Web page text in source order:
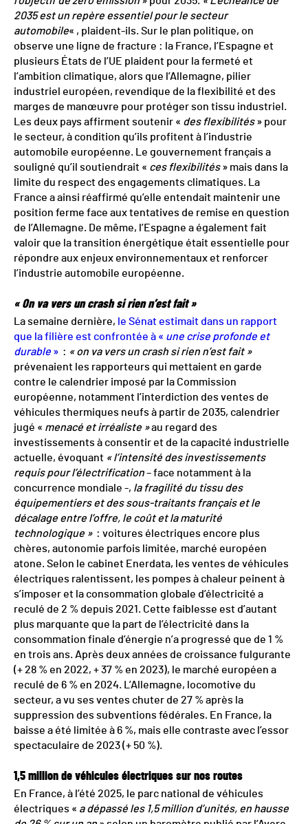
2035 est un repère essentiel pour le secteur
automobile« , plaident-ils. Sur le plan politique, on
observe une ligne de fracture : la France, l’Espagne et
plusieurs États de l’UE plaident pour la fermeté et
l’ambition climatique, alors que l’Allemagne, pilier
industriel européen, revendique de la flexibilité et des
marges de manœuvre pour protéger son tissu industriel.
Les deux pays affirment soutenir « des flexibilités» pour
le secteur, à condition qu’ils profitent à l’industrie
automobile européenne. Le gouvernement français a
souligné qu’il soutiendrait « ces flexibilités» mais dans la
limite du respect des engagements climatiques. La
France a ainsi réaffirmé qu’elle entendait maintenir une
position ferme face aux tentatives de remise en question
de l’Allemagne. De même, l’Espagne a également fait
valoir que la transition énergétique était essentielle pour
répondre aux enjeux environnementaux et renforcer
l’industrie automobile européenne.
« On va vers un crash si rien n’est fait »
La semaine dernière, le Sénat estimait dans un rapport
que la filière est confrontée à « une crise profonde et
durable » : « on va vers un crash si rien n’est fait »
prévenaient les rapporteurs qui mettaient en garde
contre le calendrier imposé par la Commission
européenne, notamment l’interdiction des ventes de
véhicules thermiques neufs à partir de 2035, calendrier
jugé « menacé et irréaliste »au regard des
investissements à consentir et de la capacité industrielle
actuelle, évoquant « l’intensité des investissements
requis pour l’électrification– face notamment à la
concurrence mondiale -, la fragilité du tissu des
équipementiers et des sous‑traitants français et le
décalage entre l’offre, le coût et la maturité
technologique »: voitures électriques encore plus
chères, autonomie parfois limitée, marché européen
atone. Selon le cabinet Enerdata, les ventes de véhicules
électriques ralentissent, les pompes à chaleur peinent à
s’imposer et la consommation globale d’électricité a
reculé de 2 % depuis 2021. Cette faiblesse est d’autant
plus marquante que la part de l’électricité dans la
consommation finale d’énergie n’a progressé que de 1 %
en trois ans. Après deux années de croissance fulgurante
(+ 28 % en 2022, + 37 % en 2023), le marché européen a
reculé de 6 % en 2024. L’Allemagne, locomotive du
secteur, a vu ses ventes chuter de 27 % après la
suppression des subventions fédérales. En France, la
baisse a été limitée à 6 %, mais elle contraste avec l’essor
spectaculaire de 2023 (+ 50 %).
1,5 million de véhicules électriques sur nos routes
En France, à l’été 2025, le parc national de véhicules
électriques « a dépassé les 1,5 million d’unités, en hausse